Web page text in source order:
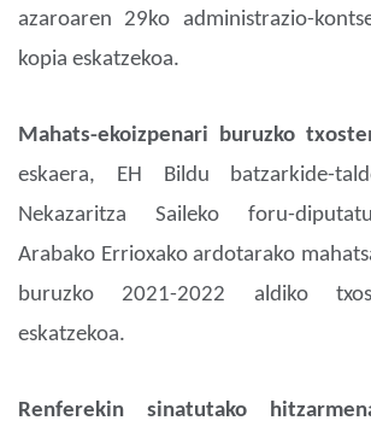
azaroaren 29ko administrazio-
kopia eskatzekoa.
Mahats-ekoizpenari buruzko
eskaera, EH Bildu batzarkide-
Nekazaritza Saileko foru-
Arabako Errioxako ardotarako
buruzko 2021-2022 aldiko
eskatzekoa.
Renferekin sinatutako